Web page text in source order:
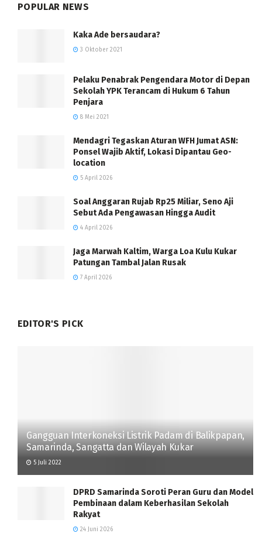
POPULAR NEWS
Kaka Ade bersaudara?
3 Oktober 2021
Pelaku Penabrak Pengendara Motor di Depan
Sekolah YPK Terancam di Hukum 6 Tahun
Penjara
8 Mei 2021
Mendagri Tegaskan Aturan WFH Jumat ASN:
Ponsel Wajib Aktif, Lokasi Dipantau Geo-
location
5 April 2026
Soal Anggaran Rujab Rp25 Miliar, Seno Aji
Sebut Ada Pengawasan Hingga Audit
4 April 2026
Jaga Marwah Kaltim, Warga Loa Kulu Kukar
Patungan Tambal Jalan Rusak
7 April 2026
EDITOR'S PICK
Gangguan Interkoneksi Listrik Padam di Balikpapan,
Samarinda, Sangatta dan Wilayah Kukar
5 Juli 2022
DPRD Samarinda Soroti Peran Guru dan Model
Pembinaan dalam Keberhasilan Sekolah
Rakyat
24 Juni 2026